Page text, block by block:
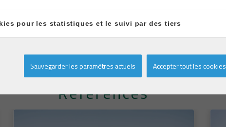
Références
pour les statistiques et le suivi par des tiers
Sauvegarder les paramètres actuels Accepter tout les cookies